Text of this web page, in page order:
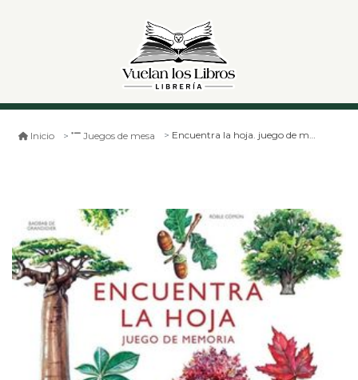
Inicio Juegos de mesa Encuentra la hoja. juego de memoria